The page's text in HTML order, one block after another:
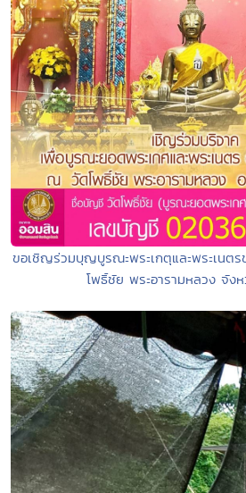
ขอเชิญร่วมบุญบูรณะพระเกตุและพระเนตร
โพธิ์ชัย พระอารามหลวง จัง